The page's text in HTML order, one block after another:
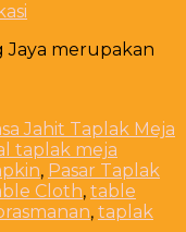
Jaya merupakan
Jahit Taplak Meja
taplak meja
, Pasar Taplak
Cloth, table
, taplak